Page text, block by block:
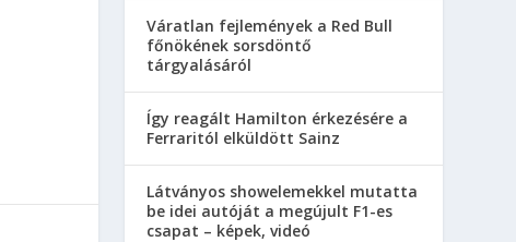
Váratlan fejlemények a Red Bull
főnökének sorsdöntő
tárgyalásáról
Így reagált Hamilton érkezésére a
Ferraritól elküldött Sainz
Látványos showelemekkel mutatta
be idei autóját a megújult F1-es
csapat – képek, videó